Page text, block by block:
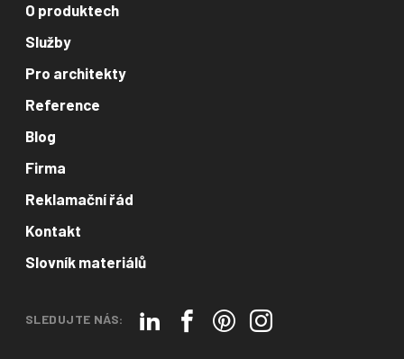
O produktech
Služby
Pro architekty
Reference
Blog
Firma
Reklamační řád
Kontakt
Slovník materiálů
SLEDUJTE NÁS: